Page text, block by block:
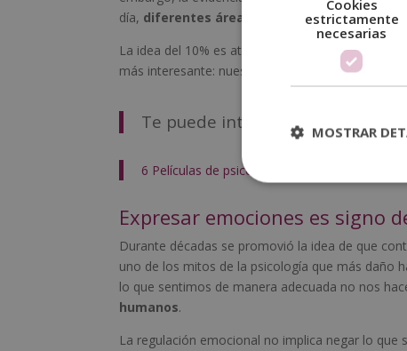
día, diferentes áreas se activansegún la
La idea del 10% es atractiva porque sugiere un
más interesante: nuestro cerebro ya es
Te puede interesar:
6 Películas de psicología para pensar
Expresar emociones es signo
Durante décadas se promovió la idea de que
uno de los mitos de la psicología que más daño
lo que sentimos de manera adecuada no nos
humanos.
La regulación emocional no implica negar lo que
Cookies
estrictamente
necesarias
MOSTRAR